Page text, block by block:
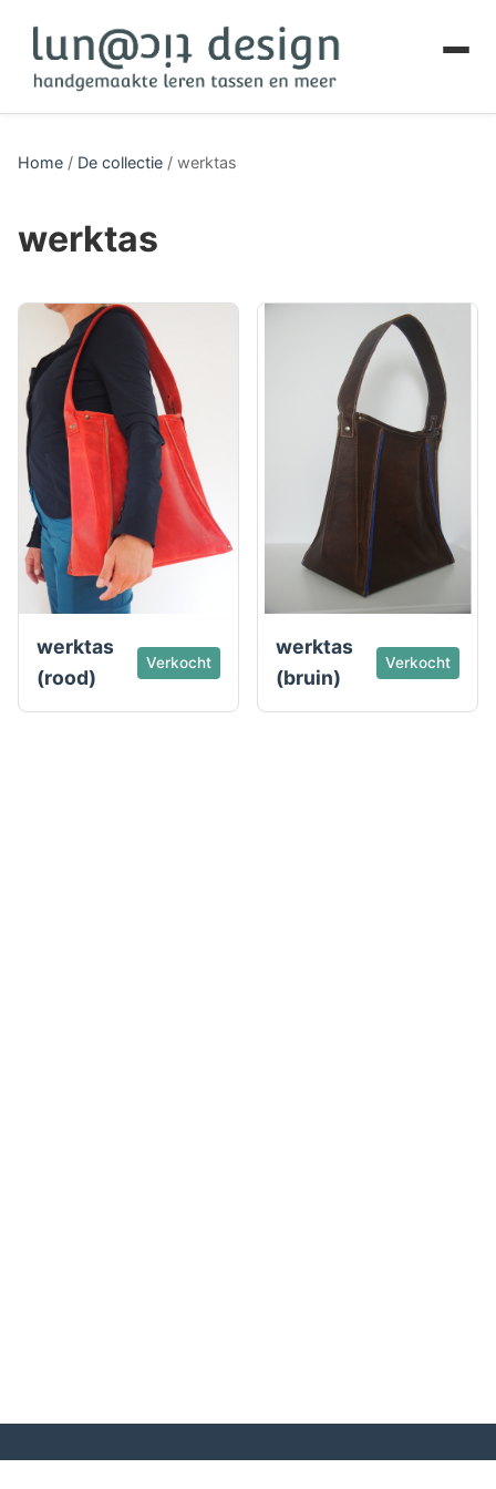
Home / De collectie / werktas
werktas
werktas
(rood)
Verkocht
werktas
(bruin)
Verkocht